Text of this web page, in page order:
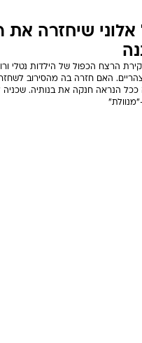
אלוני שיחזרה את
הרצח הכפול של הילדות נטלי
האם חזרה בה מהסירוב
ככל הנראה חנקה את בנותיה. שכניה